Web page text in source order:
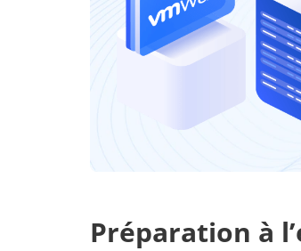
Préparation à